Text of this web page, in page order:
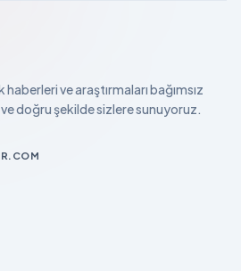
ve araştırmaları bağımsız
doğru şekilde sizlere sunuyoruz.